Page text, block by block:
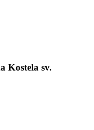
Kostela sv.